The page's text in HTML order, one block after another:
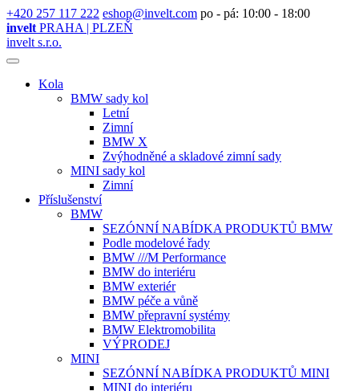
+420 257 117 222 eshop@invelt.com po - pá: 10:00 - 18:00
invelt PRAHA | PLZEŇ
invelt s.r.o.
Kola
BMW sady kol
Letní
Zimní
BMW X
Zvýhodněné a skladové zimní sady
MINI sady kol
Zimní
Příslušenství
BMW
SEZÓNNÍ NABÍDKA PRODUKTŮ BMW
Podle modelové řady
BMW ///M Performance
BMW do interiéru
BMW exteriér
BMW péče a vůně
BMW přepravní systémy
BMW Elektromobilita
VÝPRODEJ
MINI
SEZÓNNÍ NABÍDKA PRODUKTŮ MINI
MINI do interiéru